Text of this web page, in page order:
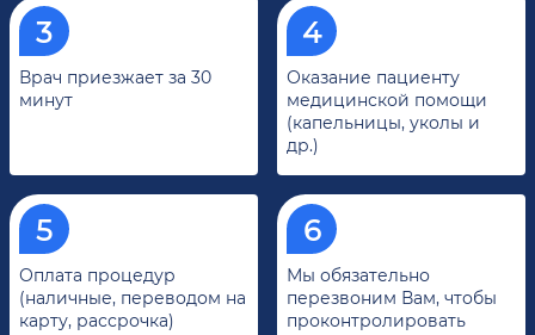
Врач приезжает за 30
минут
Оказание пациенту
медицинской помощи
(капельницы, уколы и
др.)
Оплата процедур
(наличные, переводом на
карту, рассрочка)
Мы обязательно
перезвоним Вам, чтобы
проконтролировать